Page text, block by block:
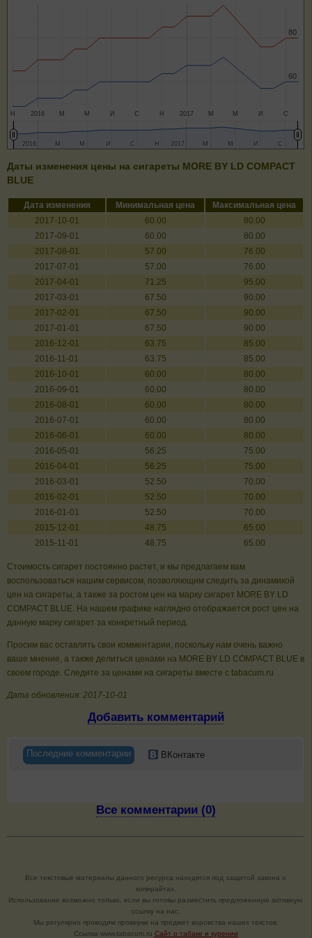
2016 2017
Н М М И С Н М М И С
60
60
80
80
2016
2016 2017
2017
М
М М
М ИИ С
С НН М
М М
М ИИ С
С
Даты изменения цены на сигареты MORE BY LD COMPACT
BLUE
Дата изменения Минимальная цена
Максимальная цена
2017-10-01
60.00
80.00
2017-09-01
60.00
80.00
2017-08-01
57.00
76.00
2017-07-01
57.00
76.00
2017-04-01
71.25
95.00
2017-03-01
67.50
90.00
2017-02-01
67.50
90.00
2017-01-01
67.50
90.00
2016-12-01
63.75
85.00
2016-11-01
63.75
85.00
2016-10-01
60.00
80.00
2016-09-01
60.00
80.00
2016-08-01
60.00
80.00
2016-07-01
60.00
80.00
2016-06-01
60.00
80.00
2016-05-01
56.25
75.00
2016-04-01
56.25
75.00
2016-03-01
52.50
70.00
2016-02-01
52.50
70.00
2016-01-01
52.50
70.00
2015-12-01
48.75
65.00
2015-11-01
48.75 65.00
Стоимость сигарет постоянно растет, и мы предлагаем вам
воспользоваться нашим сервисом, позволяющим следить за динамикой
цен на сигареты, а также за ростом цен на марку сигарет MORE BY LD
COMPACT BLUE. На нашем графике наглядно отображается рост цен на
данную марку сигарет за конкретный период.
Просим вас оставлять свои комментарии, поскольку нам очень важно
ваше мнение, а также делиться ценами на MORE BY LD COMPACT BLUE в
своем городе. Следите за ценами на сигареты вместе с tabacum.ru
Дата обновления: 2017-10-01
Добавить комментарий
Последние комментарии ВКонтакте
Все комментарии (0)
Все текстовые материалы данного ресурса находятся под защитой закона о
копирайтах.
Использование возможно только, если вы готовы разместить предложенную активную
ссылку на нас.
Мы регулярно проводим проверки на предмет воровства наших текстов.
Cсылка www.tabacum.ru Сайт о табаке и курении